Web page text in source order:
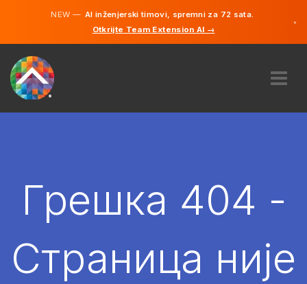
NEW —AI inženjerski timovi, spremni za 72 sata.
Otkrijte Team Extension AI →
×
SR
Грешка 404 -
Страница није